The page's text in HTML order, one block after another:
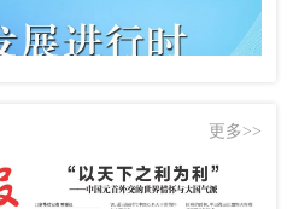
更多>>